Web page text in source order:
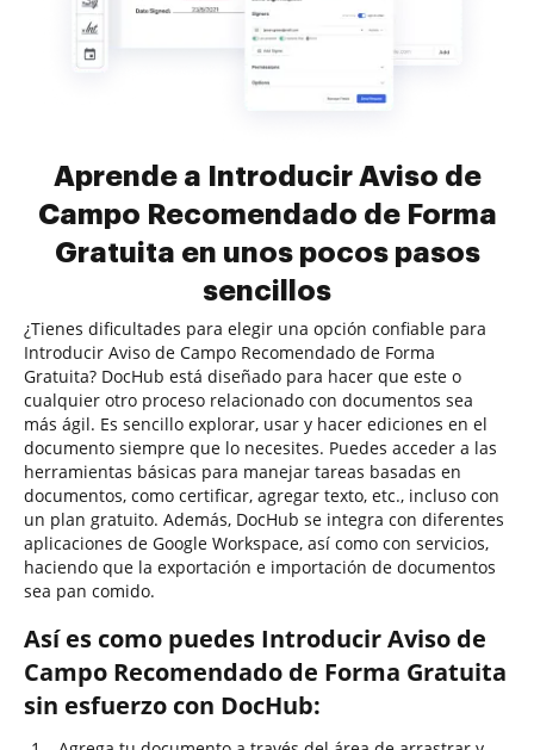
Aprende a Introducir Aviso de
Campo Recomendado de Forma
Gratuita en unos pocos pasos
sencillos
¿Tienes dificultades para elegir una opción confiable para
Introducir Aviso de Campo Recomendado de Forma
Gratuita? DocHub está diseñado para hacer que este o
cualquier otro proceso relacionado con documentos sea
más ágil. Es sencillo explorar, usar y hacer ediciones en el
documento siempre que lo necesites. Puedes acceder a las
herramientas básicas para manejar tareas basadas en
documentos, como certificar, agregar texto, etc., incluso con
un plan gratuito. Además, DocHub se integra con diferentes
aplicaciones de Google Workspace, así como con servicios,
haciendo que la exportación e importación de documentos
sea pan comido.
Así es como puedes Introducir Aviso de
Campo Recomendado de Forma Gratuita
sin esfuerzo con DocHub: